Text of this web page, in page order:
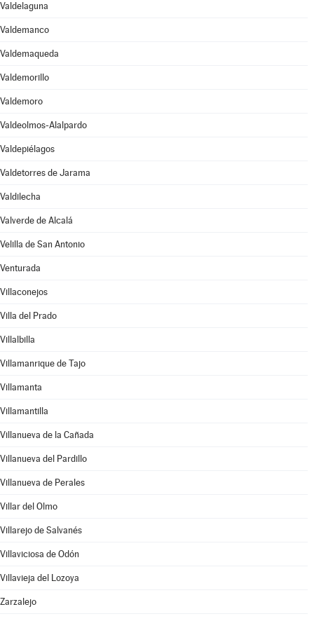
Valdelaguna
Valdemanco
Valdemaqueda
Valdemorillo
Valdemoro
Valdeolmos-Alalpardo
Valdepiélagos
Valdetorres de Jarama
Valdilecha
Valverde de Alcalá
Velilla de San Antonio
Venturada
Villaconejos
Villa del Prado
Villalbilla
Villamanrique de Tajo
Villamanta
Villamantilla
Villanueva de la Cañada
Villanueva del Pardillo
Villanueva de Perales
Villar del Olmo
Villarejo de Salvanés
Villaviciosa de Odón
Villavieja del Lozoya
Zarzalejo